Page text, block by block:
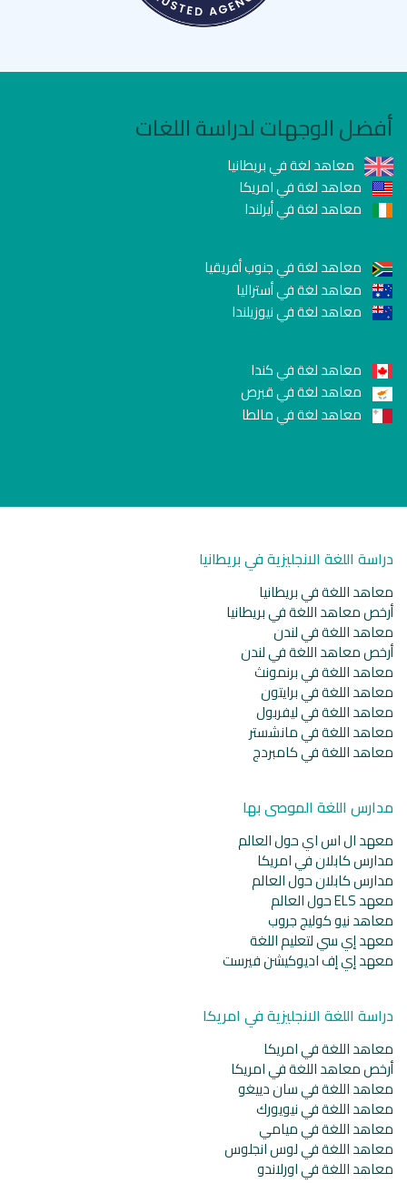
أفضل الوجهات لدراسة اللغات
معاهد لغة في بريطانيا
معاهد لغة في امريكا
معاهد لغة في أيرلندا
معاهد لغة في جنوب أفريقيا
معاهد لغة في أستراليا
معاهد لغة في نيوزيلندا
معاهد لغة في كندا
معاهد لغة في قبرص
معاهد لغة في مالطا
دراسة اللغة الانجليزية في بريطانيا
معاهد اللغة في بريطانيا
أرخص معاهد اللغة في بريطانيا
معاهد اللغة في لندن
أرخص معاهد اللغة في لندن
معاهد اللغة في برنمونث
معاهد اللغة في برايتون
معاهد اللغة في ليفربول
معاهد اللغة في مانشستر
معاهد اللغة في كامبردج
مدارس اللغة الموصى بها
معهد ال اس اي حول العالم
مدارس كابلان في امريكا
مدارس كابلان حول العالم
معهد ELS حول العالم
معاهد نيو كوليج جروب
معهد إي سي لتعليم اللغة
معهد إي إف اديوكيشن فيرست
دراسة اللغة الانجليزية في امريكا
معاهد اللغة في امريكا
أرخص معاهد اللغة في امريكا
معاهد اللغة في سان دييغو
معاهد اللغة في نيويورك
معاهد اللغة في ميامي
معاهد اللغة في لوس انجلوس
معاهد اللغة في اورلاندو